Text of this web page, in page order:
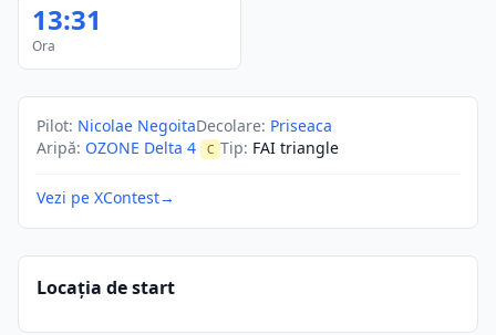
13:31
Ora
Pilot: Nicolae NegoitaDecolare: Priseaca
Aripă: OZONE Delta 4 C Tip: FAI triangle
Vezi pe XContest→
Locația de start